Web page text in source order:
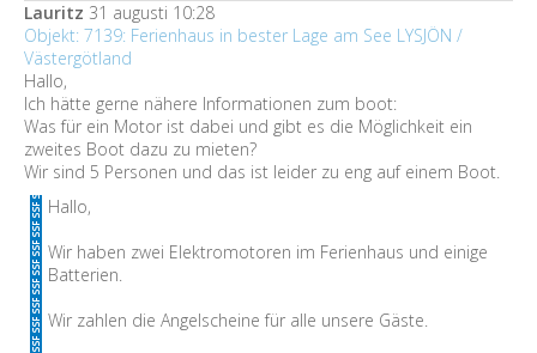
Lauritz 31 augusti 10:28
Objekt: 7139: Ferienhaus in bester Lage am See LYSJÖN /
Västergötland
Hallo,
Ich hätte gerne nähere Informationen zum boot:
Was für ein Motor ist dabei und gibt es die Möglichkeit ein
zweites Boot dazu zu mieten?
Wir sind 5 Personen und das ist leider zu eng auf einem Boot.
Hallo,
Wir haben zwei Elektromotoren im Ferienhaus und einige
Batterien.
Wir zahlen die Angelscheine für alle unsere Gäste.